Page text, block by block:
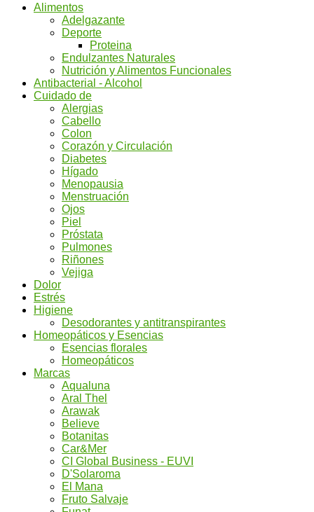
Alimentos
Adelgazante
Deporte
Proteina
Endulzantes Naturales
Nutrición y Alimentos Funcionales
Antibacterial - Alcohol
Cuidado de
Alergias
Cabello
Colon
Corazón y Circulación
Diabetes
Hígado
Menopausia
Menstruación
Ojos
Piel
Próstata
Pulmones
Riñones
Vejiga
Dolor
Estrés
Higiene
Desodorantes y antitranspirantes
Homeopáticos y Esencias
Esencias florales
Homeopáticos
Marcas
Aqualuna
Aral Thel
Arawak
Believe
Botanitas
Car&Mer
CI Global Business - EUVI
D'Solaroma
El Mana
Fruto Salvaje